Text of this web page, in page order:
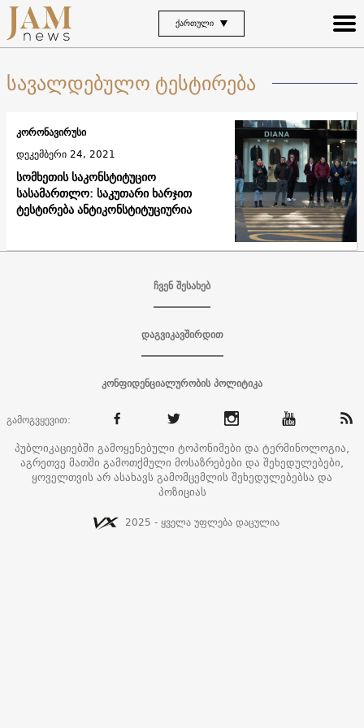
ᲥᲐᲠᲗᲣᲚᲘ
სავალდებულო ტესტირება
სომხეთის საკონსტიტუციო
სასამართლო: საკუთარი ხარჯით
ტესტირება ანტიკონსტიტუციურია
კორონავირუსი
დეკემბერი 24, 2021
ჩვენ შესახებ
დაგვიკავშირდით
კონფიდენციალურობის პოლიტიკა
გამოგვყევით:
პუბლიკაციებში გამოყენებული ტოპონიმები და ტერმინოლოგია,
აგრეთვე მათში გამოთქმული მოსაზრებები და შეხედულებები,
ყოველთვის არ ასახავს გამომცემლის შეხედულებებსა და
პოზიციას
2025 - ყველა უფლება დაცულია